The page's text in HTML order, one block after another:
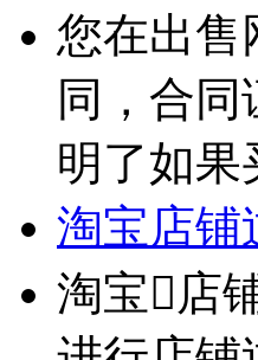
您在出售
同，合
明了如果
淘宝店铺
淘宝店